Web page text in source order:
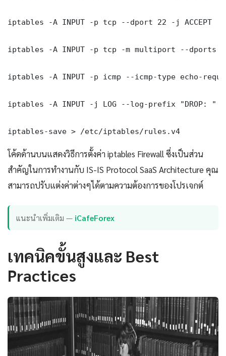
iptables -A INPUT -p tcp --dport 22 -j ACCEPT
iptables -A INPUT -p tcp -m multiport --dports
iptables -A INPUT -p icmp --icmp-type echo-
iptables -A INPUT -j LOG --log-prefix "DROP: "
iptables-save > /etc/iptables/rules.v4
โค้ดด้านบนแสดงวิธีการตั้งค่า iptables Firewall ซึ่งเป็นส่วน
สำคัญในการทำงานกับ IS-IS Protocol SaaS Architecture คุณ
สามารถปรับแต่งค่าต่างๆได้ตามความต้องการของโปรเจกต์
แนะนำเพิ่มเติม — iCafeForex
เทคนิคขั้นสูงและ Best
Practices